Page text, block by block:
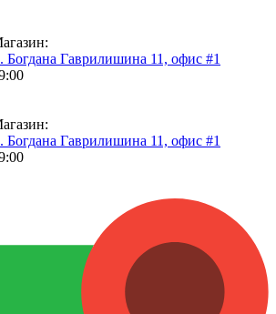
Богдана Гаврилишина 11, офис #1
Богдана Гаврилишина 11, офис #1